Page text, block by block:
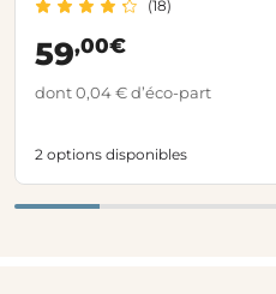
(18)
59,00€
dont 0,04 € d’éco-part
2 options disponibles